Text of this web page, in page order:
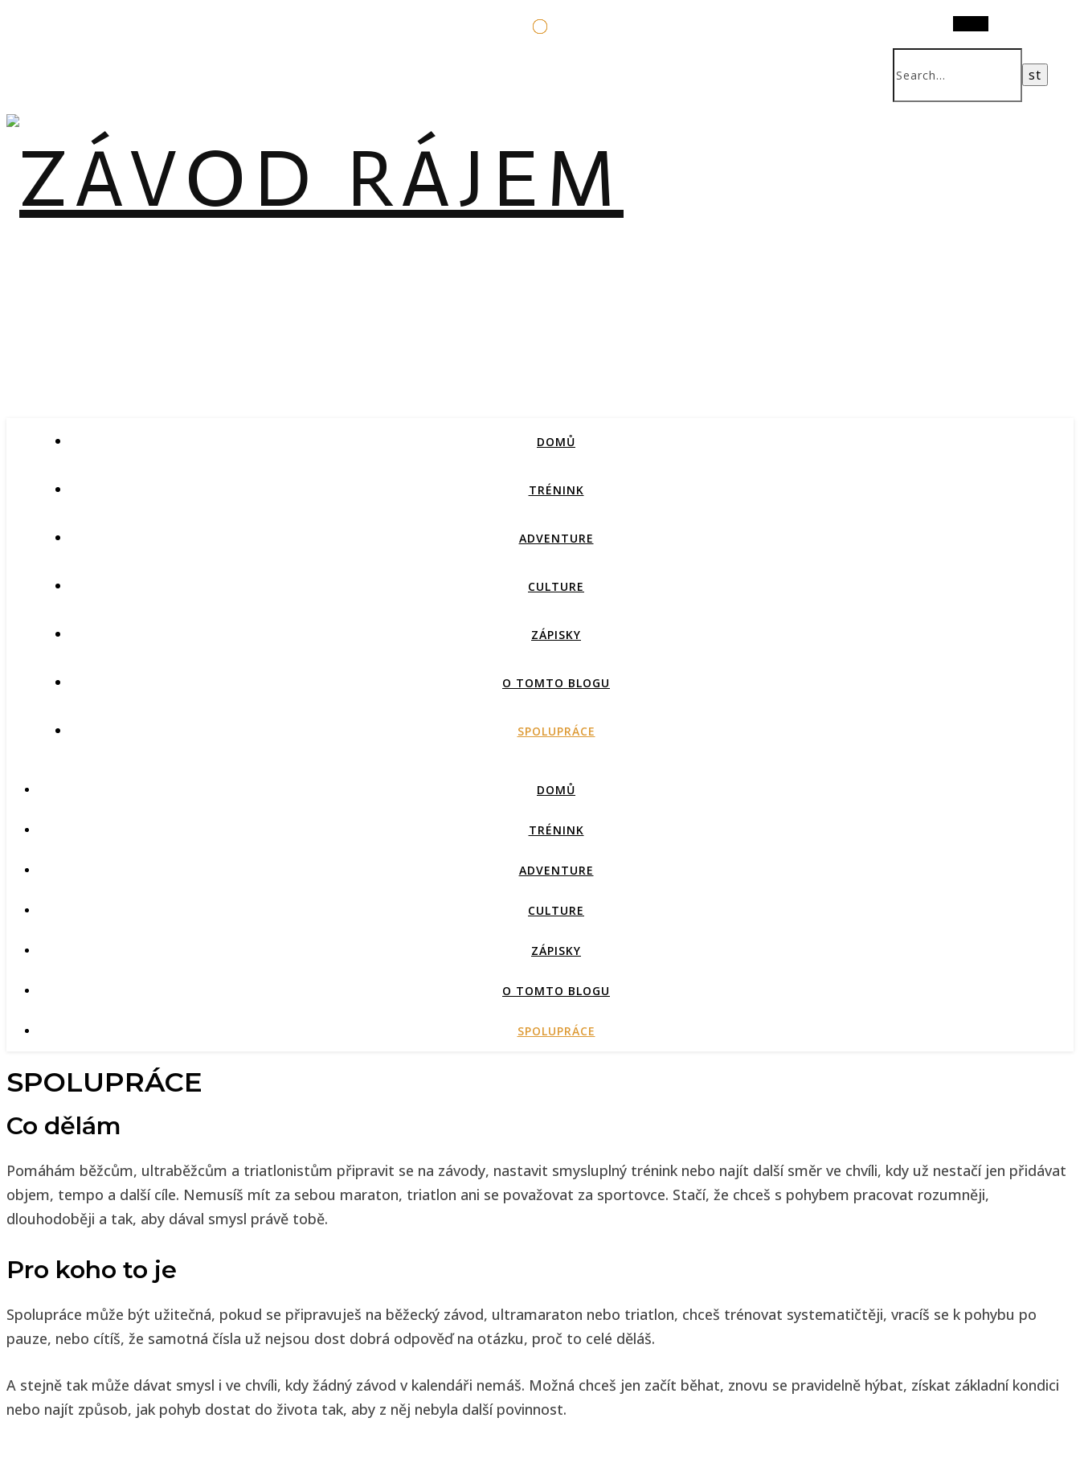
DOMŮ
TRÉNINK
ADVENTURE
CULTURE
ZÁPISKY
O TOMTO BLOGU
SPOLUPRÁCE
DOMŮ
TRÉNINK
ADVENTURE
CULTURE
ZÁPISKY
O TOMTO BLOGU
SPOLUPRÁCE
SPOLUPRÁCE
Co dělám
Pomáhám běžcům, ultraběžcům a triatlonistům připravit se na závody, nastavit smysluplný trénink nebo najít další směr ve chvíli, kdy už nestačí jen přidávat
objem, tempo a další cíle. Nemusíš mít za sebou maraton, triatlon ani se považovat za sportovce. Stačí, že chceš s pohybem pracovat rozumněji,
dlouhodoběji a tak, aby dával smysl právě tobě.
Pro koho to je
Spolupráce může být užitečná, pokud se připravuješ na běžecký závod, ultramaraton nebo triatlon, chceš trénovat systematičtěji, vracíš se k pohybu po
pauze, nebo cítíš, že samotná čísla už nejsou dost dobrá odpověď na otázku, proč to celé děláš.
A stejně tak může dávat smysl i ve chvíli, kdy žádný závod v kalendáři nemáš. Možná chceš jen začít běhat, znovu se pravidelně hýbat, získat základní kondici
nebo najít způsob, jak pohyb dostat do života tak, aby z něj nebyla další povinnost.